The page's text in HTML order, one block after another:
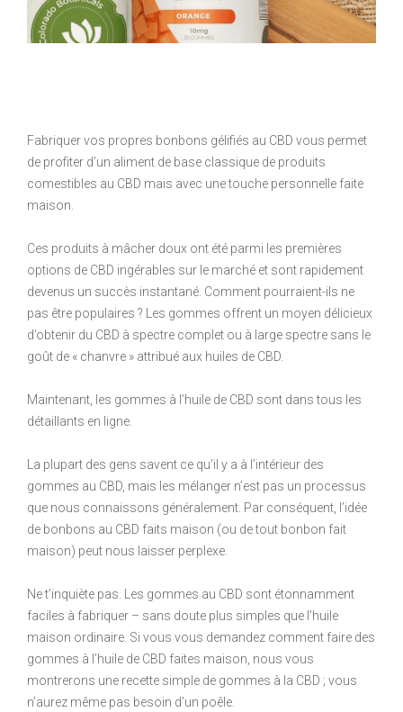
Fabriquer vos propres bonbons gélifiés au CBD vous permet
de profiter d’un aliment de base classique de produits
comestibles au CBD mais avec une touche personnelle faite
maison.
Ces produits à mâcher doux ont été parmi les premières
options de CBD ingérables sur le marché et sont rapidement
devenus un succès instantané. Comment pourraient-ils ne
pas être populaires ? Les gommes offrent un moyen délicieux
d’obtenir du CBD à spectre complet ou à large spectre sans le
goût de « chanvre » attribué aux huiles de CBD.
Maintenant, les gommes à l’huile de CBD sont dans tous les
détaillants en ligne.
La plupart des gens savent ce qu’il y a à l’intérieur des
gommes au CBD, mais les mélanger n’est pas un processus
que nous connaissons généralement. Par conséquent, l’idée
de bonbons au CBD faits maison (ou de tout bonbon fait
maison) peut nous laisser perplexe.
Ne t’inquiète pas. Les gommes au CBD sont étonnamment
faciles à fabriquer – sans doute plus simples que l’huile
maison ordinaire. Si vous vous demandez comment faire des
gommes à l’huile de CBD faites maison, nous vous
montrerons une recette simple de gommes à la CBD ; vous
n’aurez même pas besoin d’un poêle.